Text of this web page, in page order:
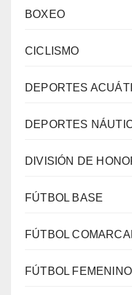
BOXEO
CICLISMO
DEPORTES
DEPORTES
DIVISIÓN DE
FÚTBOL BASE
FÚTBOL
FÚTBOL FEMENINO